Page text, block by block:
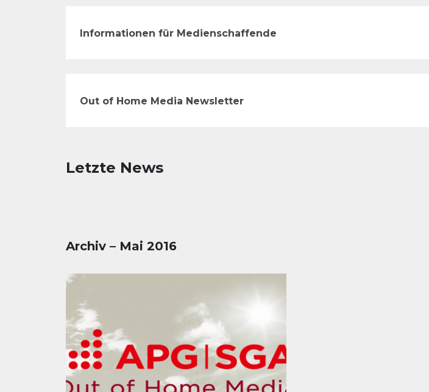
Informationen für Medienschaffende
Out of Home Media Newsletter
Letzte News
Archiv – Mai 2016